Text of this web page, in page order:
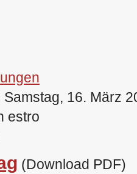
16. März
estro
(Download PDF)